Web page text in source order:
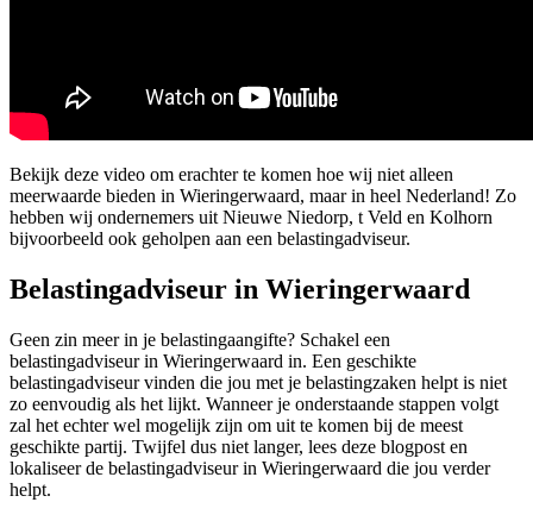
Bekijk deze video om erachter te komen hoe wij niet alleen
meerwaarde bieden in Wieringerwaard, maar in heel Nederland! Zo
hebben wij ondernemers uit Nieuwe Niedorp, t Veld en Kolhorn
bijvoorbeeld ook geholpen aan een belastingadviseur.
Belastingadviseur in Wieringerwaard
Geen zin meer in je belastingaangifte? Schakel een
belastingadviseur in Wieringerwaard in. Een geschikte
belastingadviseur vinden die jou met je belastingzaken helpt is niet
zo eenvoudig als het lijkt. Wanneer je onderstaande stappen volgt
zal het echter wel mogelijk zijn om uit te komen bij de meest
geschikte partij. Twijfel dus niet langer, lees deze blogpost en
lokaliseer de belastingadviseur in Wieringerwaard die jou verder
helpt.